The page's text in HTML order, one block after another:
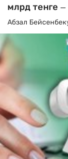
млрд тенге
Абзал